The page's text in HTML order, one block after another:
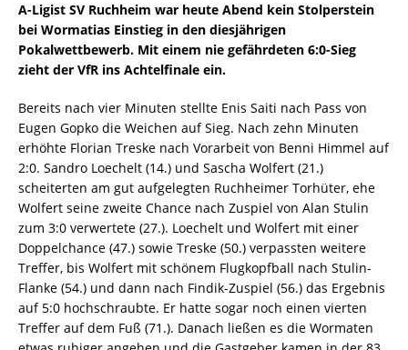
A-Ligist SV Ruchheim war heute Abend kein Stolperstein
bei Wormatias Einstieg in den diesjährigen
Pokalwettbewerb. Mit einem nie gefährdeten 6:0-Sieg
zieht der VfR ins Achtelfinale ein.
Bereits nach vier Minuten stellte Enis Saiti nach Pass von
Eugen Gopko die Weichen auf Sieg. Nach zehn Minuten
erhöhte Florian Treske nach Vorarbeit von Benni Himmel auf
2:0. Sandro Loechelt (14.) und Sascha Wolfert (21.)
scheiterten am gut aufgelegten Ruchheimer Torhüter, ehe
Wolfert seine zweite Chance nach Zuspiel von Alan Stulin
zum 3:0 verwertete (27.). Loechelt und Wolfert mit einer
Doppelchance (47.) sowie Treske (50.) verpassten weitere
Treffer, bis Wolfert mit schönem Flugkopfball nach Stulin-
Flanke (54.) und dann nach Findik-Zuspiel (56.) das Ergebnis
auf 5:0 hochschraubte. Er hatte sogar noch einen vierten
Treffer auf dem Fuß (71.). Danach ließen es die Wormaten